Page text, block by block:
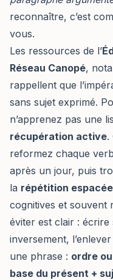
reconnaître, c’est
vous.
Les ressources de l’
Réseau Canopé,
rappellent que
sans sujet exprimé.
n’apprenez pas une
récupération active.
reformez chaque
après un jour, puis
la répétition espacée
cognitives et souvent
éviter est clair : écrire
inversement,
une phrase : ordre
base du présent +